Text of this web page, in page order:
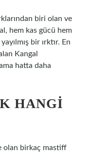
biri olan ve
hem kas gücü hem
bir ırktır. En
Kangal
hatta daha
HANGI
olan birkaç mastiff